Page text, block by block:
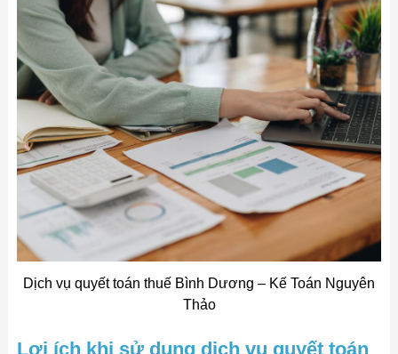
Dịch vụ quyết toán thuế Bình Dương – Kế Toán Nguyên
Thảo
Lợi ích khi sử dụng dịch vụ quyết toán